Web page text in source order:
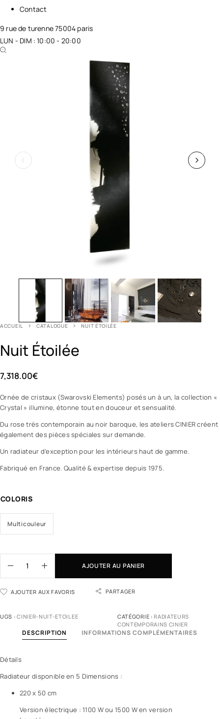
Contact
9 rue de turenne 75004 paris
LUN - DIM : 10:00 - 20:00
ACCUEIL CATALOGUE NUIT ÉTOILÉE
Nuit Étoilée
7,318.00€
Ornée de cristaux (Swarovski Elements) posés un à un, la collection «
Crystal » illumine, étonne tout en douceur et sensualité.
Du rose très contemporain au noir baroque, les ateliers CINIER créent
également des pièces spéciales sur demande.
Un radiateur d’exception pour les intérieurs haut de gamme.
Fabriqué en France. Qualité & expertise depuis 1975.
COLORIS
Multicouleur
AJOUTER AU PANIER
AJOUTER AUX FAVORIS PARTAGER
UGS :CINIER-NUIT-ETOILEE CATÉGORIE :RADIATEURS
CONTEMPORAINS CINIER
DESCRIPTION INFORMATIONS COMPLÉMENTAIRES
Détails
Radiateur disponible en 5 Dimensions :
220 x 50 cm
Version électrique : 1100 W ou 1500 W en version